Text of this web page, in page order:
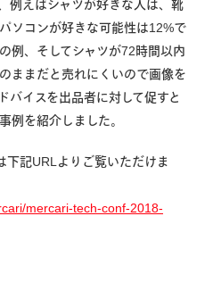
例えばシャツが好きな人は、靴
ソコンが好きな可能性は12%で
例、そしてシャツが72時間以内
ままだと売れにくいので画像を
バイスを出品者に対して促すと
例を紹介しました。
記URLよりご覧いただけま
mercari-tech-conf-2018-